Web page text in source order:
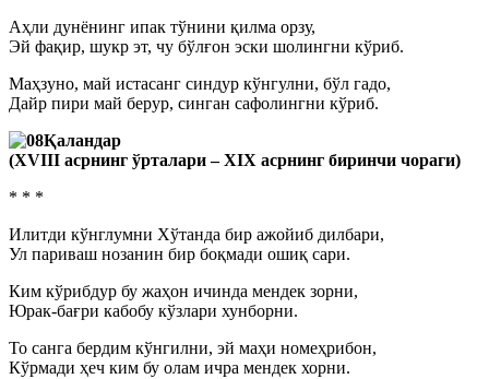
Аҳли дунёнинг ипак тўнини қилма орзу,
Эй фақир, шукр эт, чу бўлғон эски шолингни кўриб.
Маҳзуно, май истасанг синдур кўнгулни, бўл гадо,
Дайр пири май берур, синган сафолингни кўриб.
Қаландар
(ХVIII асрнинг ўрталари – ХIХ асрнинг биринчи чораги)
* * *
Илитди кўнглумни Хўтанда бир ажойиб дилбари,
Ул париваш нозанин бир боқмади ошиқ сари.
Ким кўрибдур бу жаҳон ичинда мендек зорни,
Юрак-бағри кабобу кўзлари хунборни.
То санга бердим кўнгилни, эй маҳи номеҳрибон,
Кўрмади ҳеч ким бу олам ичра мендек хорни.